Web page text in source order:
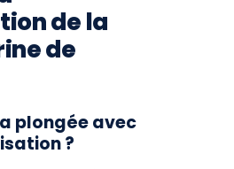
de la
de
plongée avec
?